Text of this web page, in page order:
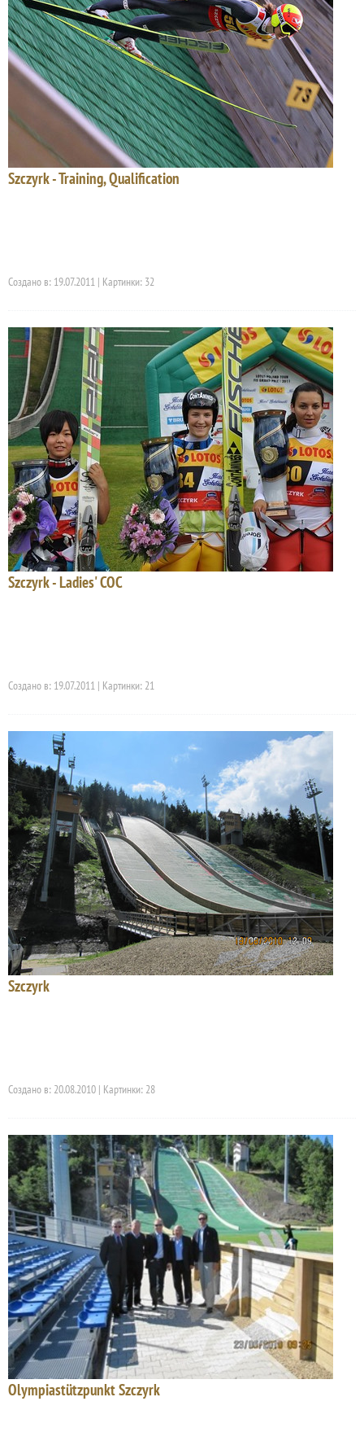
Szczyrk - Training, Qualification
Создано в: 19.07.2011 | Картинки: 32
Szczyrk - Ladies' COC
Создано в: 19.07.2011 | Картинки: 21
Szczyrk
Создано в: 20.08.2010 | Картинки: 28
Olympiastützpunkt Szczyrk